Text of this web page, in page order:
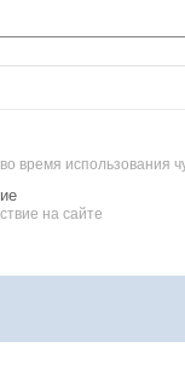
время использования
на сайте